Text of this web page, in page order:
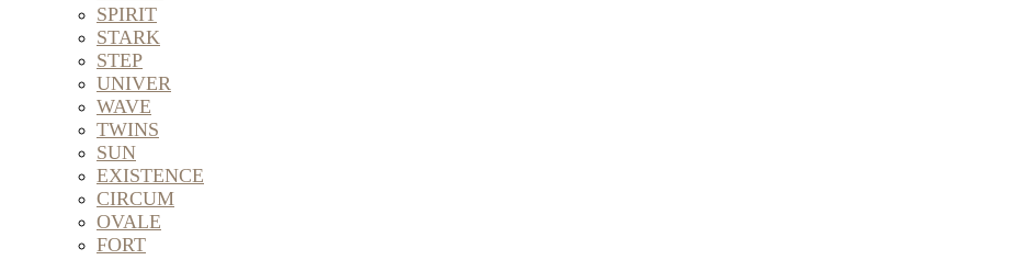
SPIRIT
STARK
STEP
UNIVER
WAVE
TWINS
SUN
EXISTENCE
CIRCUM
OVALE
FORT